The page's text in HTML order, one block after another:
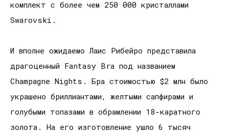
комплект с более чем 250 000 кристаллами
Swarovski.
И вполне ожидаемо Лаис Рибейро представила
драгоценный Fantasy Bra под названием
Champagne Nights. Бра стоимостью $2 млн было
украшено бриллиантами, желтыми сапфирами и
голубыми топазами в обрамлении 18-каратного
золота. На его изготовление ушло 6 тысяч